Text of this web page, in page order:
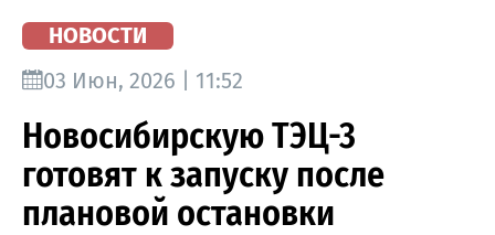
НОВОСТИ
03 Июн, 2026 | 11:52
Новосибирскую ТЭЦ-3
готовят к запуску после
плановой остановки